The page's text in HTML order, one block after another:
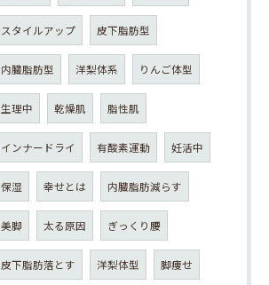
スタイルアップ 皮下脂肪型
内臓脂肪型 洋梨体系 りんご体型
生理中 乾燥肌 脂性肌
インナードライ 有酸素運動 妊活中
保湿 幸せとは 内臓脂肪減らす
美脚 太る原因 ぎっくり腰
皮下脂肪落とす 洋梨体型 脚痩せ